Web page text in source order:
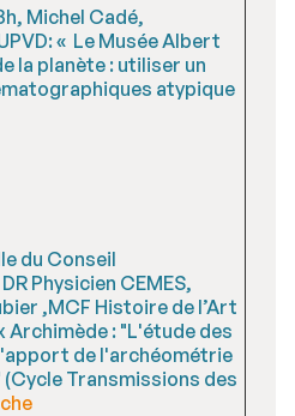
Michel Cadé,
« Le Musée Albert
la planète : utiliser un
atypique
du Conseil
Physicien CEMES,
,MCF Histoire de l’Art
Archimède : "L'étude des
de l'archéométrie
Transmissions des